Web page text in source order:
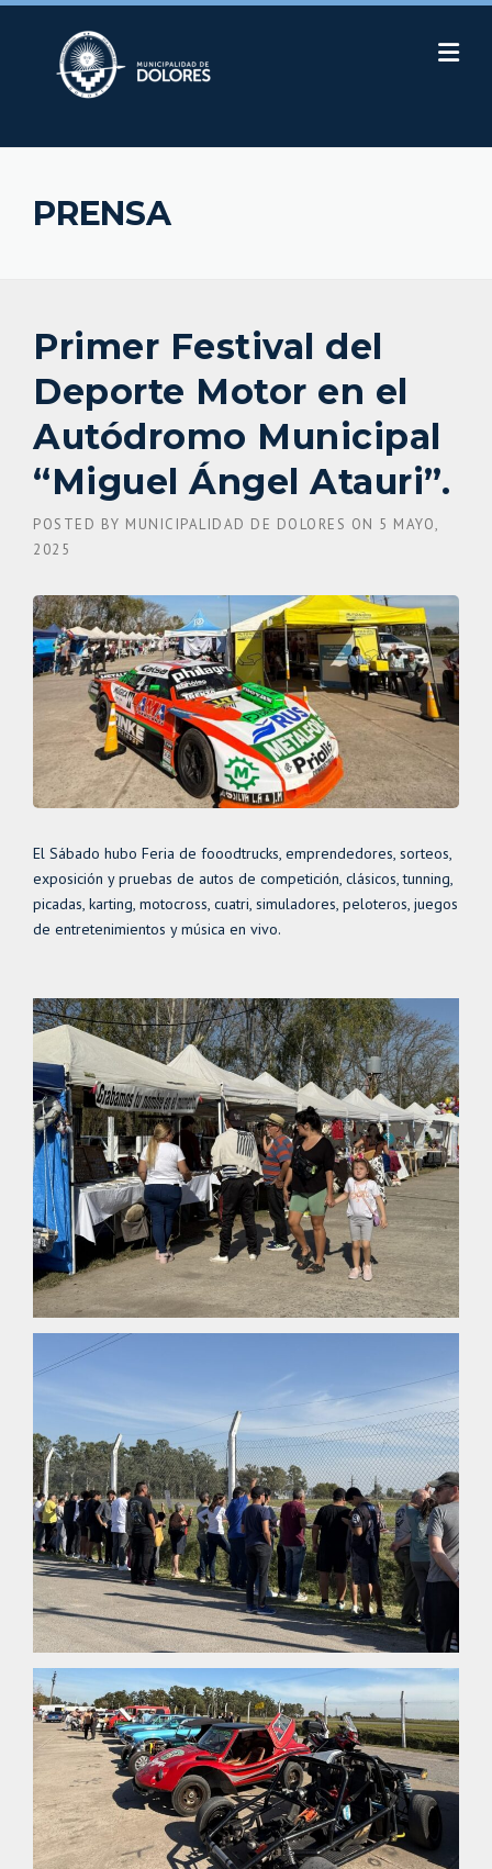
Skip
PRENSA
Primer Festival del
Deporte Motor en el
Autódromo Municipal
“Miguel Ángel Atauri”.
POSTED BY MUNICIPALIDAD DE DOLORES ON 5 MAYO,
2025
El Sábado hubo Feria de fooodtrucks, emprendedores, sorteos,
exposición y pruebas de autos de competición, clásicos, tunning,
picadas, karting, motocross, cuatri, simuladores, peloteros, juegos
de entretenimientos y música en vivo.